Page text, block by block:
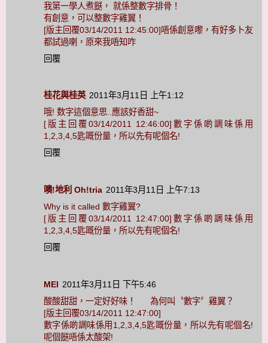
我第一學人煮餸， 就係整數字排骨！
有創意，可以整數字雞翼！
[版主回覆03/14/2011 12:45:00]唔係創意嚟，有好多卜友
都試過喇，原來我唔知咋
回覆
桂花與桂英 2011年3月11日 上午1:12
哦! 数字這個意思..應該好香甜~
[版主回覆03/14/2011 12:46:00]數字係啲調味係用
1,2,3,4,5匙嘅份量，所以先有呢個名!
回覆
噢!地利 Oh!tria 2011年3月11日 上午7:13
Why is it called 數字雞翼?
[版主回覆03/14/2011 12:47:00]數字係啲調味係用
1,2,3,4,5匙嘅份量，所以先有呢個名!
回覆
MEI 2011年3月11日 下午5:46
酸酸甜甜，一定好好味！ 為何叫〝數字〞雞翼？
[版主回覆03/14/2011 12:47:00]
數字係啲調味係用1,2,3,4,5匙嘅份量，所以先有呢個名!
呢個餸唔係太酸架!